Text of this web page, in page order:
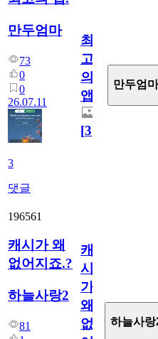
만두엄마
73
0
0
26.07.11
3
댓글
최
고
의
앱.
[3]
만두엄마
196561
캐시가 왜
없어지죠.?
하늘사랑2
81
캐
시
가
왜
없
하늘사랑